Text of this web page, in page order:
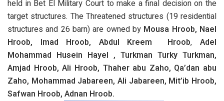
held in Bet El Military Court to make a final decision on the
target structures. The Threatened structures (19 residential
structures and 26 barn) are owned by Mousa Hroob, Nael
Hroob, Imad Hroob, Abdul Kreem Hroob,Adel
Mohammad Husein Hayel , Turkman Turky Turkman,
Amjad Hroob, Ali Hroob, Thaher abu Zaho, Qa’dan abu
Zaho, Mohammad Jabareen, Ali Jabareen, Mit’ib Hroob,
Safwan Hroob, Adnan Hroob.